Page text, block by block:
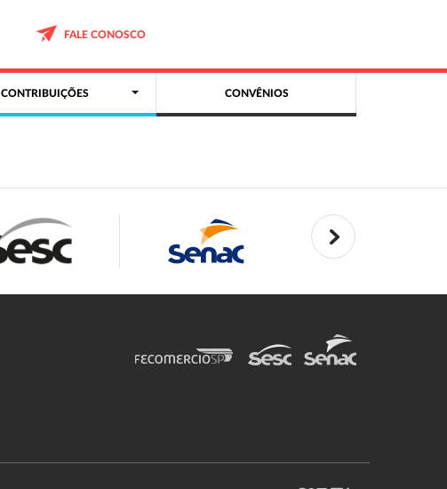
FALE CONOSCO
CONTRIBUIÇÕES CONVÊNIOS